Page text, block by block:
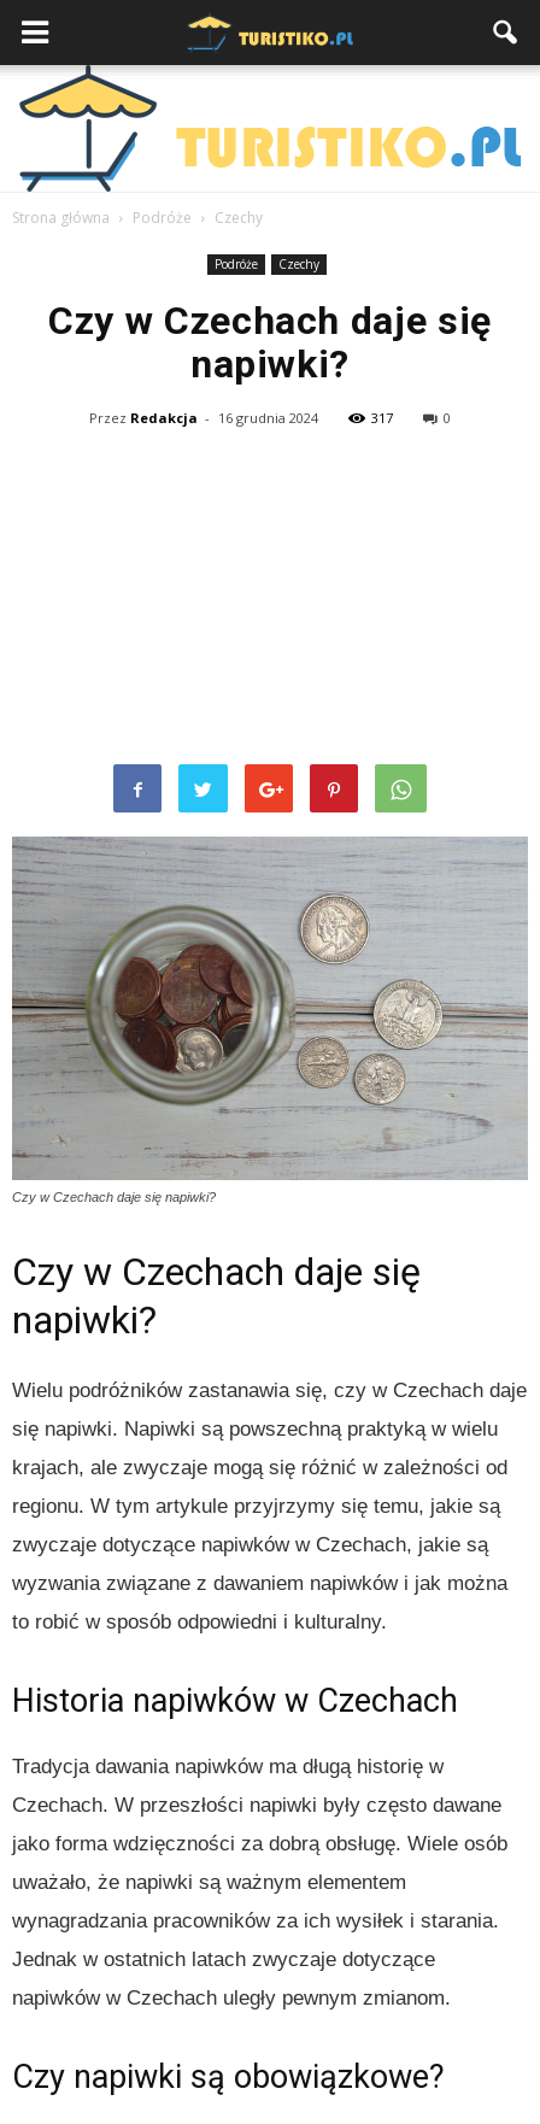
Strona główna Podróże Czechy
Podróże Czechy
Czy w Czechach daje się
napiwki?
Przez Redakcja - 16 grudnia 2024 317 0
Czy w Czechach daje się napiwki?
Czy w Czechach daje się
napiwki?
Wielu podróżników zastanawia się, czy w Czechach daje
się napiwki. Napiwki są powszechną praktyką w wielu
krajach, ale zwyczaje mogą się różnić w zależności od
regionu. W tym artykule przyjrzymy się temu, jakie są
zwyczaje dotyczące napiwków w Czechach, jakie są
wyzwania związane z dawaniem napiwków i jak można
to robić w sposób odpowiedni i kulturalny.
Historia napiwków w Czechach
Tradycja dawania napiwków ma długą historię w
Czechach. W przeszłości napiwki były często dawane
jako forma wdzięczności za dobrą obsługę. Wiele osób
uważało, że napiwki są ważnym elementem
wynagradzania pracowników za ich wysiłek i starania.
Jednak w ostatnich latach zwyczaje dotyczące
napiwków w Czechach uległy pewnym zmianom.
Czy napiwki są obowiązkowe?